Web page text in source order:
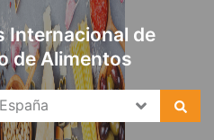
Internacional de
de Alimentos